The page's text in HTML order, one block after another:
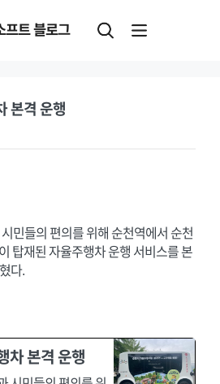
프트 블로그
본격 운행
민들의 편의를 위해 순천역에서 순천
탑재된 자율주행차 운행 서비스를 본
다.
차 본격 운행